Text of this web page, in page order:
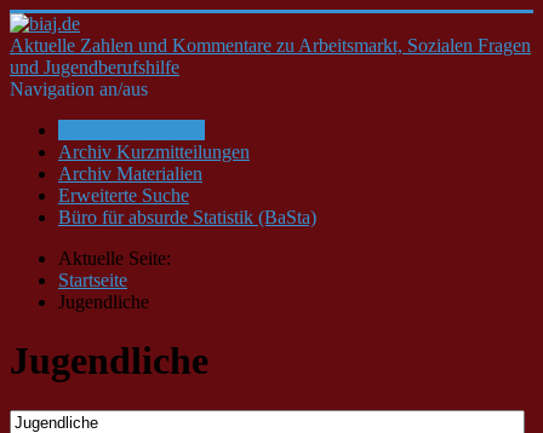
Aktuelle Zahlen und Kommentare zu Arbeitsmarkt, Sozialen Fragen
und Jugendberufshilfe
Navigation an/aus
Archiv Kurzmitteilungen
Archiv Materialien
Erweiterte Suche
Büro für absurde Statistik (BaSta)
Aktuelle Seite:
Startseite
Jugendliche
Jugendliche